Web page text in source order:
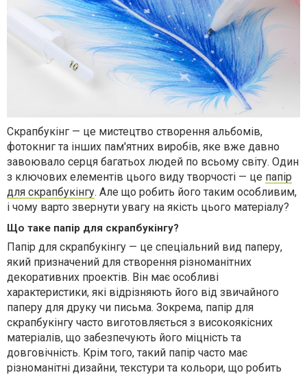
Скрапбукінг — це мистецтво створення альбомів,
фотокниг та інших пам'ятних виробів, яке вже давно
завоювало серця багатьох людей по всьому світу. Один
з ключових елементів цього виду творчості — це папір
для скрапбукінгу. Але що робить його таким особливим,
і чому варто звернути увагу на якість цього матеріалу?
Що таке папір для скрапбукінгу?
Папір для скрапбукінгу — це спеціальний вид паперу,
який призначений для створення різноманітних
декоративних проектів. Він має особливі
характеристики, які відрізняють його від звичайного
паперу для друку чи письма. Зокрема, папір для
скрапбукінгу часто виготовляється з високоякісних
матеріалів, що забезпечують його міцність та
довговічність. Крім того, такий папір часто має
різноманітні дизайни, текстури та кольори, що робить